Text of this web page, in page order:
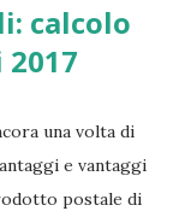
calcolo
una volta di
e vantaggi
postale di